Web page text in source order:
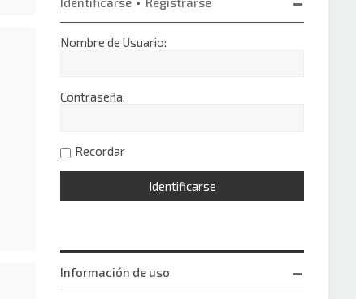
Nombre de Usuario:
Contraseña:
Recordar
Información de uso